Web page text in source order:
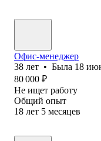
Офис-менеджер
38 лет • Была 18
80 000 ₽
Не ищет работу
Общий опыт
18 лет 5 месяцев